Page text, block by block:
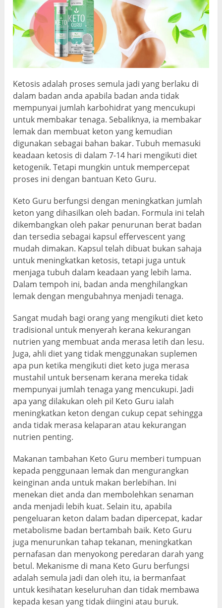
Ketosis adalah proses semula jadi yang berlaku di
dalam badan anda apabila badan anda tidak
mempunyai jumlah karbohidrat yang mencukupi
untuk membakar tenaga. Sebaliknya, ia membakar
lemak dan membuat keton yang kemudian
digunakan sebagai bahan bakar. Tubuh memasuki
keadaan ketosis di dalam 7-14 hari mengikuti diet
ketogenik. Tetapi mungkin untuk mempercepat
proses ini dengan bantuan Keto Guru.
Keto Guru berfungsi dengan meningkatkan jumlah
keton yang dihasilkan oleh badan. Formula ini telah
dikembangkan oleh pakar penurunan berat badan
dan tersedia sebagai kapsul effervescent yang
mudah dimakan. Kapsul telah dibuat bukan sahaja
untuk meningkatkan ketosis, tetapi juga untuk
menjaga tubuh dalam keadaan yang lebih lama.
Dalam tempoh ini, badan anda menghilangkan
lemak dengan mengubahnya menjadi tenaga.
Sangat mudah bagi orang yang mengikuti diet keto
tradisional untuk menyerah kerana kekurangan
nutrien yang membuat anda merasa letih dan lesu.
Juga, ahli diet yang tidak menggunakan suplemen
apa pun ketika mengikuti diet keto juga merasa
mustahil untuk bersenam kerana mereka tidak
mempunyai jumlah tenaga yang mencukupi. Jadi
apa yang dilakukan oleh pil Keto Guru ialah
meningkatkan keton dengan cukup cepat sehingga
anda tidak merasa kelaparan atau kekurangan
nutrien penting.
Makanan tambahan Keto Guru memberi tumpuan
kepada penggunaan lemak dan mengurangkan
keinginan anda untuk makan berlebihan. Ini
menekan diet anda dan membolehkan senaman
anda menjadi lebih kuat. Selain itu, apabila
pengeluaran keton dalam badan dipercepat, kadar
metabolisme badan bertambah baik. Keto Guru
juga menurunkan tahap tekanan, meningkatkan
pernafasan dan menyokong peredaran darah yang
betul. Mekanisme di mana Keto Guru berfungsi
adalah semula jadi dan oleh itu, ia bermanfaat
untuk kesihatan keseluruhan dan tidak membawa
kepada kesan yang tidak diingini atau buruk.